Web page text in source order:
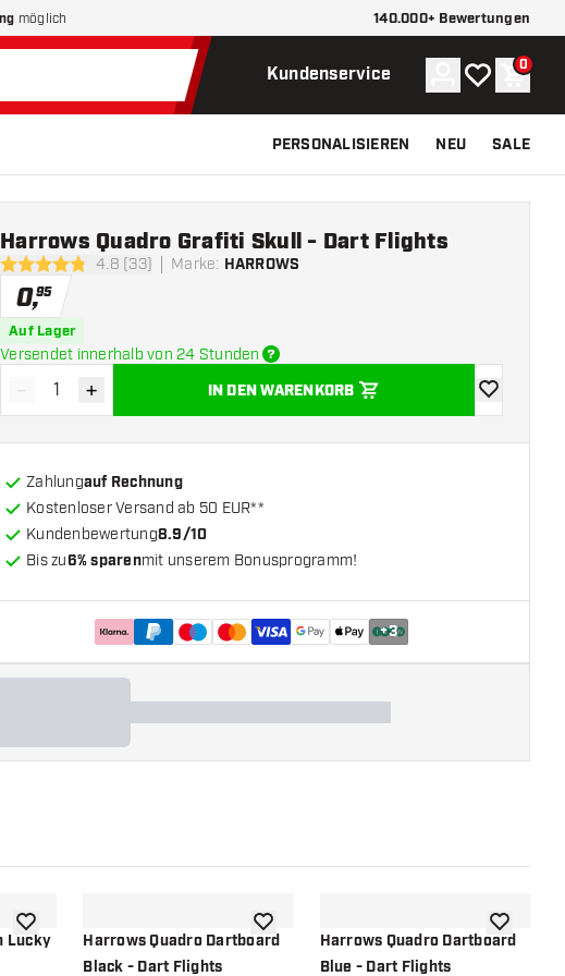
möglich 140.000+ Bewertungen
Kundenservice Konto
Meine 0
PERSONALISIEREN NEU SALE
4.8 Bewertungssterne
4.8 (33) Marke: HARROWS
Harrows Quadro Grafiti Skull - Dart Flights
0,95
Auf Lager
Versendet innerhalb von 24 Stunden
Menge verringern
- Menge erhöhen
+ IN DEN WARENKORB
Zur
Zahlungauf Rechnung
Kostenloser Versand ab 50 EUR**
Kundenbewertung8.9/10
Bis zu6% sparenmit unserem Bonusprogramm!
+3
Lucky
Zur Wunschliste hinzufügen
Harrows Quadro Dartboard
Black - Dart Flights
Zur Wunschliste hinzufügen
Harrows Quadro Dartboard
Blue - Dart Flights
Zur